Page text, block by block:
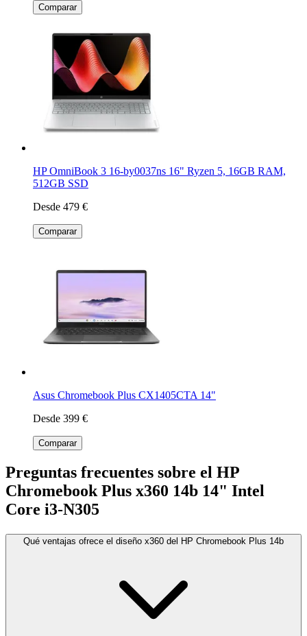
Comparar
HP OmniBook 3 16-by0037ns 16" Ryzen 5, 16GB RAM,
512GB SSD
Desde 479 €
Comparar
Asus Chromebook Plus CX1405CTA 14"
Desde 399 €
Comparar
Preguntas frecuentes sobre el HP
Chromebook Plus x360 14b 14" Intel
Core i3-N305
Qué ventajas ofrece el diseño x360 del HP Chromebook Plus 14b